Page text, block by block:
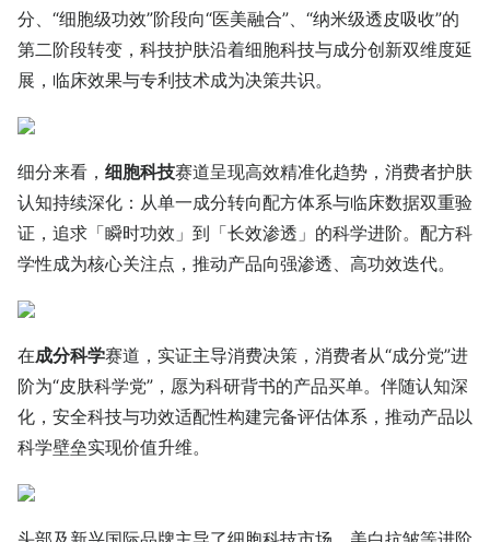
分、“细胞级功效”阶段向“医美融合”、“纳米级透皮吸收”的
第二阶段转变，科技护肤沿着细胞科技与成分创新双维度延
展，临床效果与专利技术成为决策共识。
细分来看， 细胞科技赛道呈现高效精准化趋势，消费者护肤
认知持续深化：从单一成分转向配方体系与临床数据双重验
证，追求「瞬时功效」到「长效渗透」的科学进阶。配方科
学性成为核心关注点，推动产品向强渗透、高功效迭代。
在成分科学赛道，实证主导消费决策，消费者从“成分党”进
阶为“皮肤科学党”，愿为科研背书的产品买单。伴随认知深
化，安全科技与功效适配性构建完备评估体系，推动产品以
科学壁垒实现价值升维。